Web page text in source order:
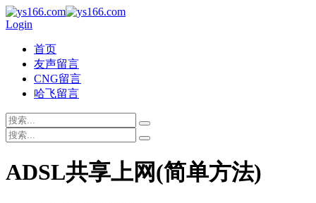
Login
首页
友声留言
CNG留言
哈飞留言
ADSL共享上网(简单方法)